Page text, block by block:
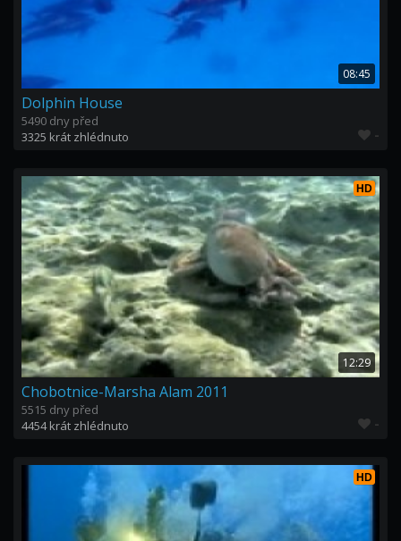
08:45
Dolphin House
5490 dny před
3325 krát zhlédnuto
-
HD
12:29
Chobotnice-Marsha Alam 2011
5515 dny před
4454 krát zhlédnuto
-
HD